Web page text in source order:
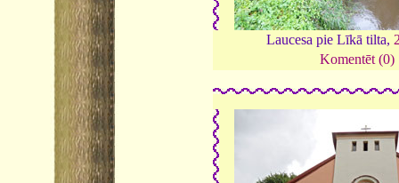
Laucesa pie Līkā tilta,
Komentēt (0)